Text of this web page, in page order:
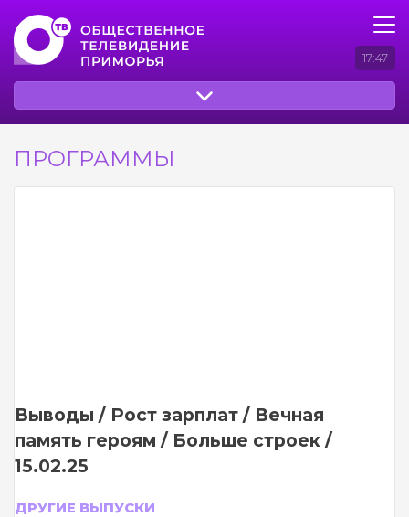
17:47
ПРОГРАММЫ
Выводы / Рост зарплат / Вечная
память героям / Больше строек /
15.02.25
ДРУГИЕ ВЫПУСКИ